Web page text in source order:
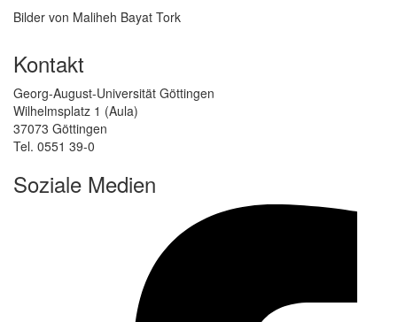
Bilder von Maliheh Bayat Tork
Kontakt
Georg-August-Universität Göttingen
Wilhelmsplatz 1 (Aula)
37073 Göttingen
Tel. 0551 39-0
Soziale Medien